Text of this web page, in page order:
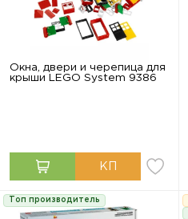
Окна, двери и черепица для
крыши LEGO System 9386
Топ производитель